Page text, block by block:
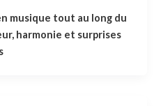
musique tout au long du
harmonie et surprises